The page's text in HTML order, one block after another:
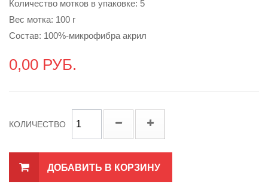
Количество мотков в упаковке: 5
Вес мотка: 100 г
Состав: 100%-микрофибра акрил
0,00 РУБ.
КОЛИЧЕСТВО
ДОБАВИТЬ В КОРЗИНУ